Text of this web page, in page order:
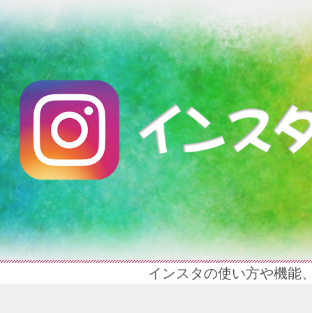
インスタの使い方や機能